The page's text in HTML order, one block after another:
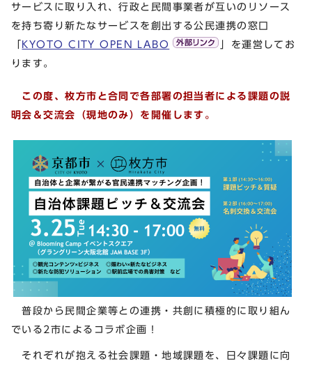
サービスに取り入れ、行政と民間事業者が互いのリソース
を持ち寄り新たなサービスを創出する公民連携の窓口
「KYOTO CITY OPEN LABO
」を運営してお
ります。
この度、枚方市と合同で各部署の担当者による課題の説
明会＆交流会（現地のみ）を開催します。
普段から民間企業等との連携・共創に積極的に取り組ん
でいる2市によるコラボ企画！
それぞれが抱える社会課題・地域課題を、日々課題に向